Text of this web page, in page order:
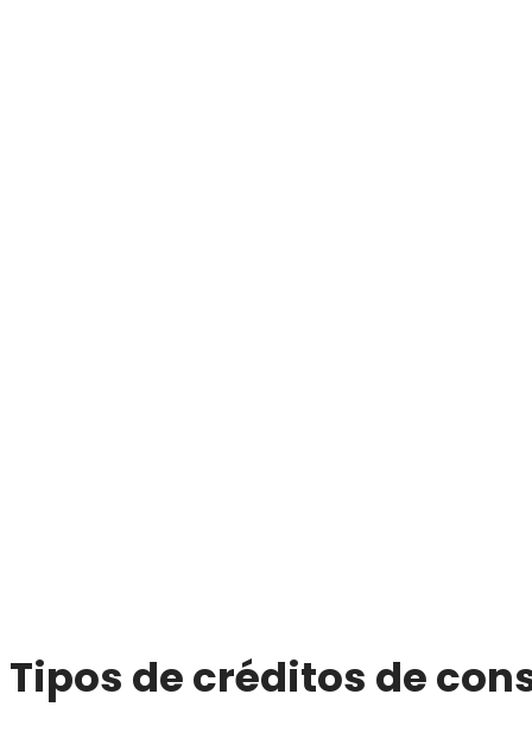
Tipos de créditos de